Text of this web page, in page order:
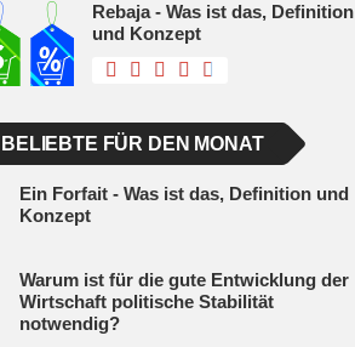
Rebaja - Was ist das, Definition
und Konzept
BELIEBTE FÜR DEN MONAT
Ein Forfait - Was ist das, Definition und
Konzept
Warum ist für die gute Entwicklung der
Wirtschaft politische Stabilität
notwendig?